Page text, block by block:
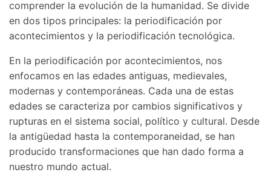
comprender la evolución de la humanidad. Se divide
en dos tipos principales: la periodificación por
acontecimientos y la periodificación tecnológica.
En la periodificación por acontecimientos, nos
enfocamos en las edades antiguas, medievales,
modernas y contemporáneas. Cada una de estas
edades se caracteriza por cambios significativos y
rupturas en el sistema social, político y cultural. Desde
la antigüedad hasta la contemporaneidad, se han
producido transformaciones que han dado forma a
nuestro mundo actual.